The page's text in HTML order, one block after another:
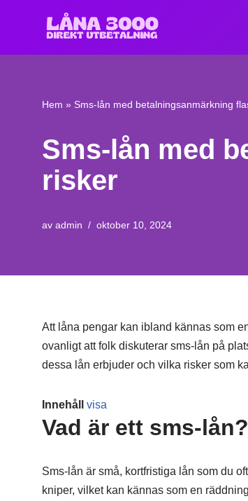
till
Hem » Sms-lån med betalningsanmärkning
Sms-lån med
risker
av admin oktober 10, 2024
Att låna pengar kan ibland kännas som
ovanligt att folk diskuterar sms-lån på
dessa lån erbjuder och vilka risker som
Innehåll visa
Vad är ett sms-lån?
Sms-lån är små, kortfristiga lån som du
kniper, vilket kan kännas som en